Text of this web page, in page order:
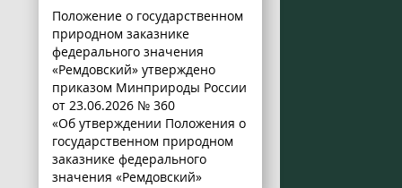
Положение о государственном
природном заказнике
федерального значения
«Ремдовский» утверждено
приказом Минприроды России
от 23.06.2026 № 360
«Об утверждении Положения о
государственном природном
заказнике федерального
значения «Ремдовский»